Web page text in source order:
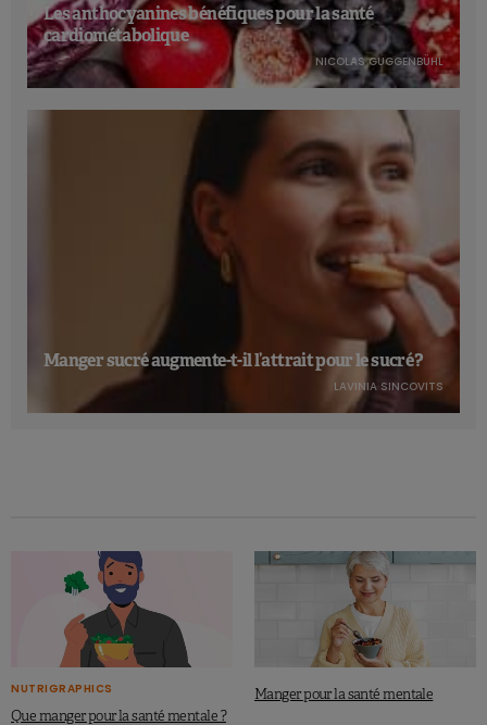
Les anthocyanines bénéfiques pour la santé
cardiométabolique
NICOLAS GUGGENBÜHL
Manger sucré augmente-t-il l’attrait pour le sucré ?
LAVINIA SINCOVITS
NUTRIGRAPHICS
Que manger pour la santé mentale ?
Manger pour la santé mentale